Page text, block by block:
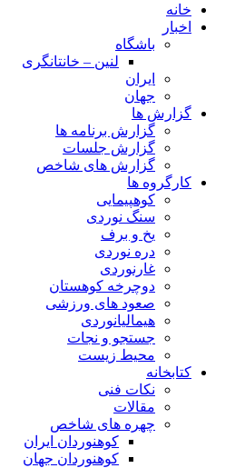
خانه
اخبار
باشگاه
لنین – خانتانگری
ایران
جهان
گزارش ها
گزارش برنامه ها
گزارش جلسات
گزارش های شاخص
کارگروه ها
کوهپیمایی
سنگ نوردی
یخ و برف
دره نوردی
غارنوردی
دوچرخه کوهستان
صعود های ورزشی
هیمالیانوردی
جستجو و نجات
محیط زیست
کتابخانه
نکات فنی
مقالات
چهره های شاخص
کوهنوردان ایران
کوهنوردان جهان